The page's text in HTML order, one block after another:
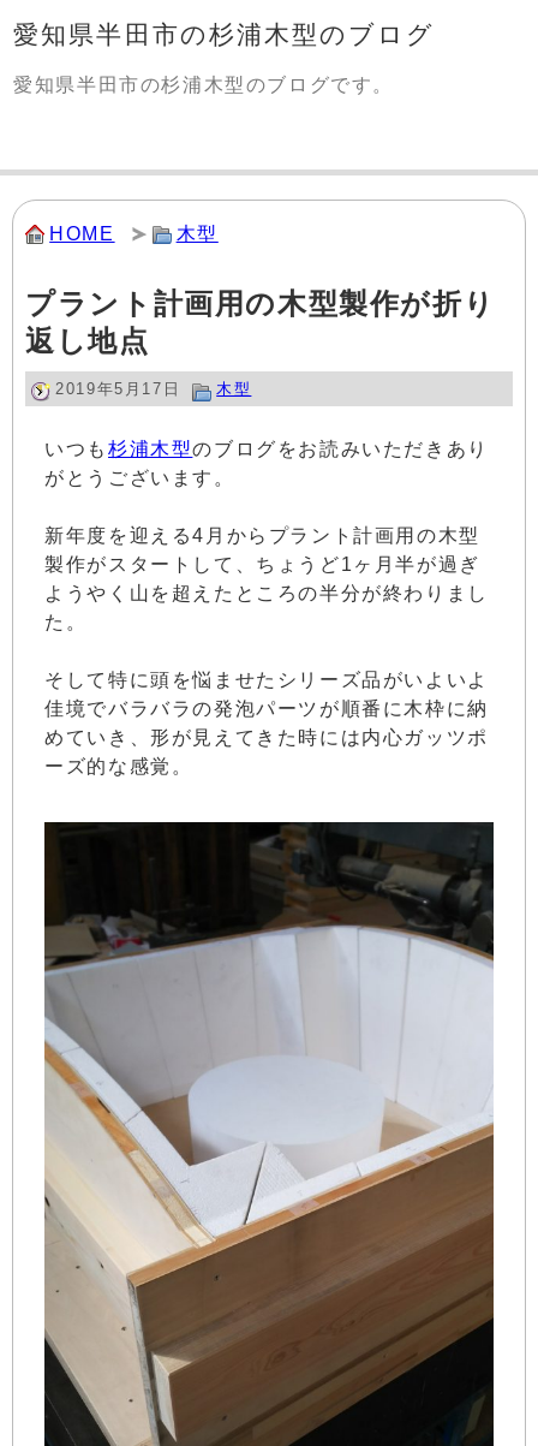
愛知県半田市の杉浦木型のブログ
愛知県半田市の杉浦木型のブログです。
HOME 木型
プラント計画用の木型製作が折り
返し地点
2019年5月17日 木型
いつも杉浦木型のブログをお読みいただきあり
がとうございます。
新年度を迎える4月からプラント計画用の木型
製作がスタートして、ちょうど1ヶ月半が過ぎ
ようやく山を超えたところの半分が終わりまし
た。
そして特に頭を悩ませたシリーズ品がいよいよ
佳境でバラバラの発泡パーツが順番に木枠に納
めていき、形が見えてきた時には内心ガッツポ
ーズ的な感覚。